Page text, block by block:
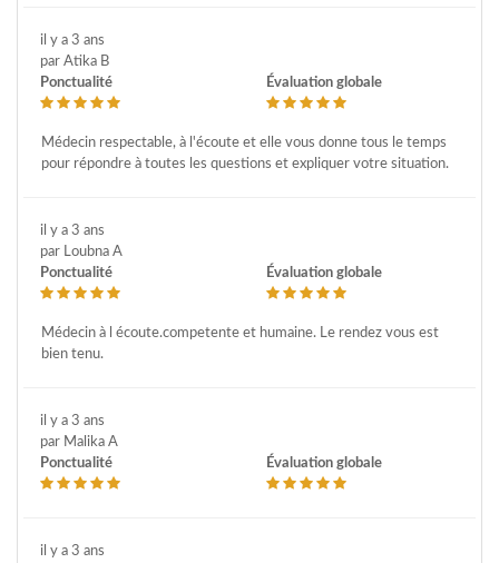
il y a 3 ans
par Atika B
Ponctualité
Évaluation globale
Médecin respectable, à l'écoute et elle vous donne tous le temps
pour répondre à toutes les questions et expliquer votre situation.
il y a 3 ans
par Loubna A
Ponctualité
Évaluation globale
Médecin à l écoute.competente et humaine. Le rendez vous est
bien tenu.
il y a 3 ans
par Malika A
Ponctualité
Évaluation globale
il y a 3 ans